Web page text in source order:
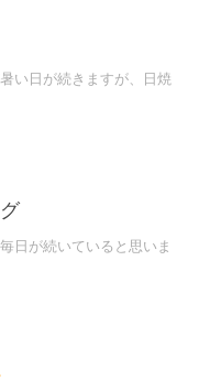
い日が続きますが、日焼
日が続いていると思いま